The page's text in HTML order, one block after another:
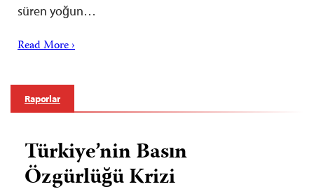
süren yoğun…
Read More ›
Raporlar
Türkiye’nin Basın
Özgürlüğü Krizi